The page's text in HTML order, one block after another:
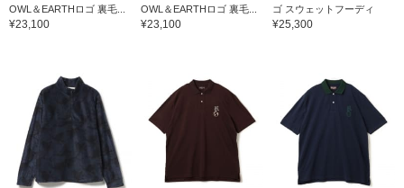
OWL＆EARTHロゴ 裏毛...
¥23,100
OWL＆EARTHロゴ 裏毛...
¥23,100
ゴ スウェットフーディ
¥25,300